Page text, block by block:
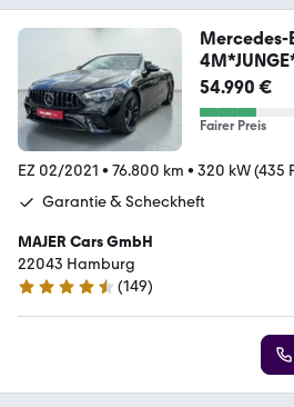
Mercedes-
54.990 €
Fairer Preis
EZ 02/2021 • 76.800 km • 320 kW (435
Garantie & Scheckheft
MAJER Cars GmbH
22043 Hamburg
4.7 Sterne
(149)